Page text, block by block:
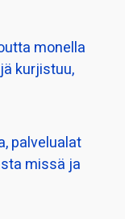
monella
kurjistuu,
palvelualat
missä ja